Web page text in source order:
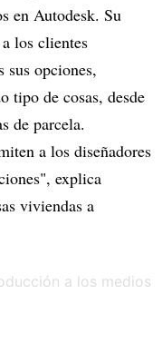
en Autodesk. Su
los clientes
sus opciones,
tipo de cosas, desde
de parcela.
a los diseñadores
explica
viviendas a